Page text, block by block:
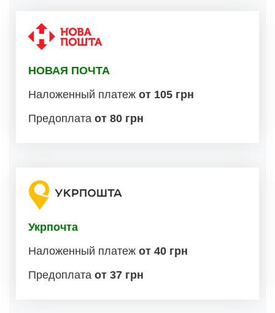
НОВАЯ ПОЧТА
Наложенный платеж от 105 грн
Предоплата от 80 грн
Укрпочта
Наложенный платеж от 40 грн
Предоплата от 37 грн